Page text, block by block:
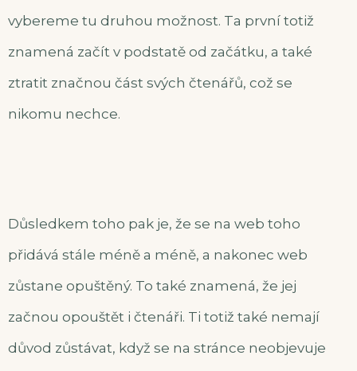
vybereme tu druhou možnost. Ta první totiž
znamená začít v podstatě od začátku, a také
ztratit značnou část svých čtenářů, což se
nikomu nechce.
Důsledkem toho pak je, že se na web toho
přidává stále méně a méně, a nakonec web
zůstane opuštěný. To také znamená, že jej
začnou opouštět i čtenáři. Ti totiž také nemají
důvod zůstávat, když se na stránce neobjevuje